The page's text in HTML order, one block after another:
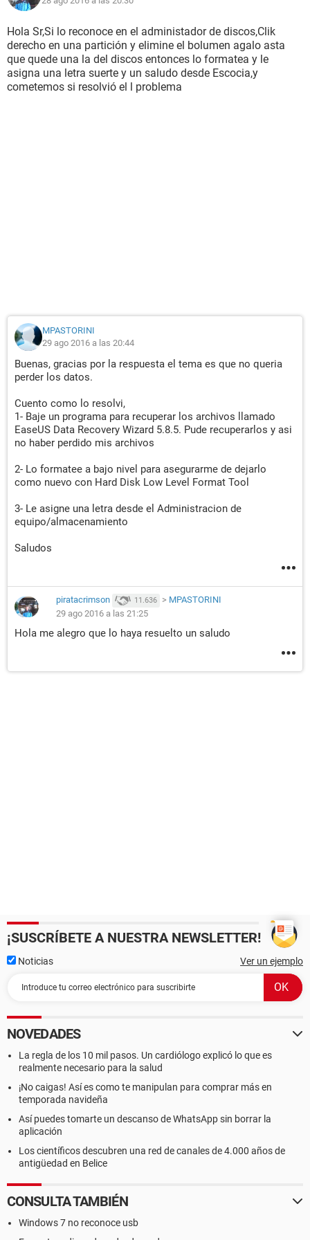
Hola Sr,Si lo reconoce en el administador de discos,Clik
derecho en una partición y elimine el bolumen agalo asta
que quede una la del discos entonces lo formatea y le
asigna una letra suerte y un saludo desde Escocia,y
cometemos si resolvió el l problema
MPASTORINI
29 ago 2016 a las 20:44
Buenas, gracias por la respuesta el tema es que no queria
perder los datos.
Cuento como lo resolvi,
1- Baje un programa para recuperar los archivos llamado
EaseUS Data Recovery Wizard 5.8.5. Pude recuperarlos y asi
no haber perdido mis archivos
2- Lo formatee a bajo nivel para asegurarme de dejarlo
como nuevo con Hard Disk Low Level Format Tool
3- Le asigne una letra desde el Administracion de
equipo/almacenamiento
Saludos
piratacrimson 11.636 > MPASTORINI
29 ago 2016 a las 21:25
Hola me alegro que lo haya resuelto un saludo
¡SUSCRÍBETE A NUESTRA NEWSLETTER!
Noticias Ver un ejemplo
NOVEDADES
La regla de los 10 mil pasos. Un cardiólogo explicó lo que es
realmente necesario para la salud
¡No caigas! Así es como te manipulan para comprar más en
temporada navideña
Así puedes tomarte un descanso de WhatsApp sin borrar la
aplicación
Los científicos descubren una red de canales de 4.000 años de
antigüedad en Belice
CONSULTA TAMBIÉN
Windows 7 no reconoce usb